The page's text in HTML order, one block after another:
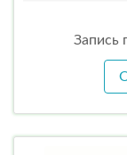
Запись